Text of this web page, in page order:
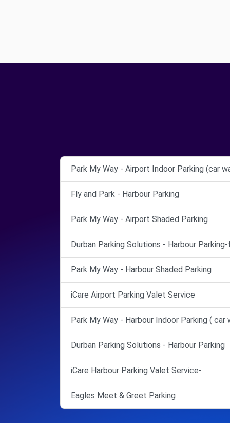
Park My Way - Airport Indoor Parking (car
Fly and Park - Harbour Parking
Park My Way - Airport Shaded Parking
Durban Parking Solutions - Harbour
Park My Way - Harbour Shaded Parking
iCare Airport Parking Valet Service
Park My Way - Harbour Indoor Parking ( car
Durban Parking Solutions - Harbour Parking
iCare Harbour Parking Valet Service-
Eagles Meet & Greet Parking